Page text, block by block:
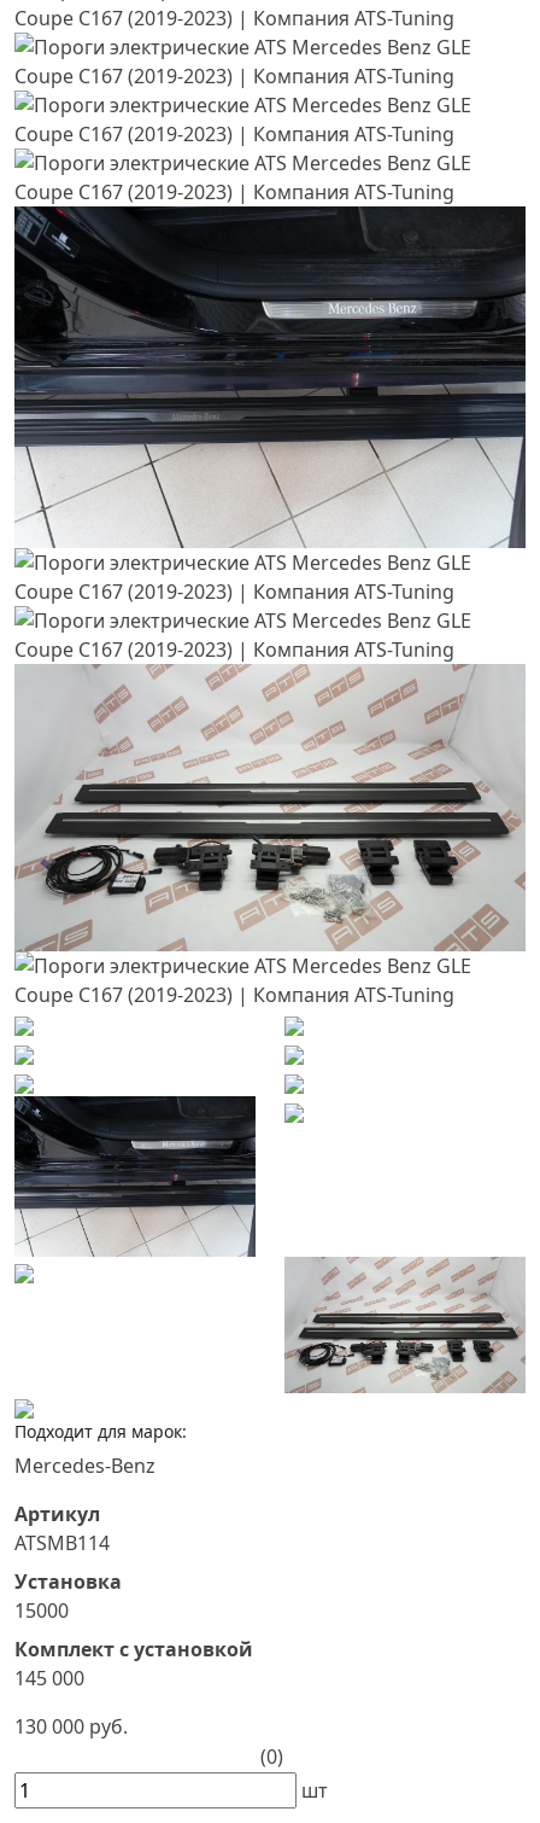
Подходит для марок:
Mercedes-Benz
Артикул
ATSMB114
Установка
15000
Комплект с установкой
145 000
130 000 руб.
(0)
шт